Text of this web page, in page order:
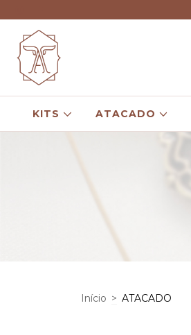
KITS ATACADO
Início > ATACADO